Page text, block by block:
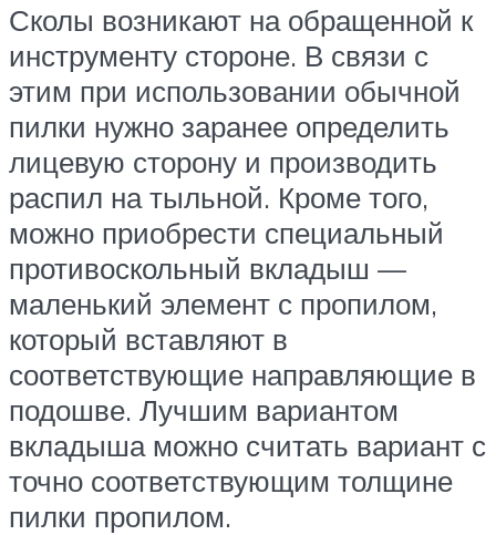
Сколы возникают на обращенной к
инструменту стороне. В связи с
этим при использовании обычной
пилки нужно заранее определить
лицевую сторону и производить
распил на тыльной. Кроме того,
можно приобрести специальный
противоскольный вкладыш —
маленький элемент с пропилом,
который вставляют в
соответствующие направляющие в
подошве. Лучшим вариантом
вкладыша можно считать вариант с
точно соответствующим толщине
пилки пропилом.